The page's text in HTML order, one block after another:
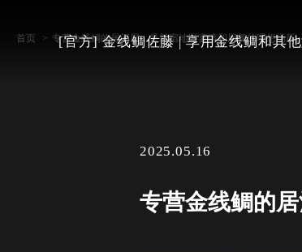
[官方] 金线鲷佐藤 | 享用金线鲷和其他
首页 专营金线鲷的居酒屋，是新宿地区宴请和用餐的理想场所
2025.05.16
专营金线鲷的